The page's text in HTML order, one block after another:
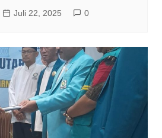
Juli 22, 2025 0